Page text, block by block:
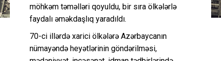
möhkəm təməlləri qoyuldu, bir sıra ölkələrlə
faydalı əməkdaşlıq yaradıldı.
70-ci illərdə xarici ölkələrə Azərbaycanın
nümayəndə heyətlərinin göndərilməsi,